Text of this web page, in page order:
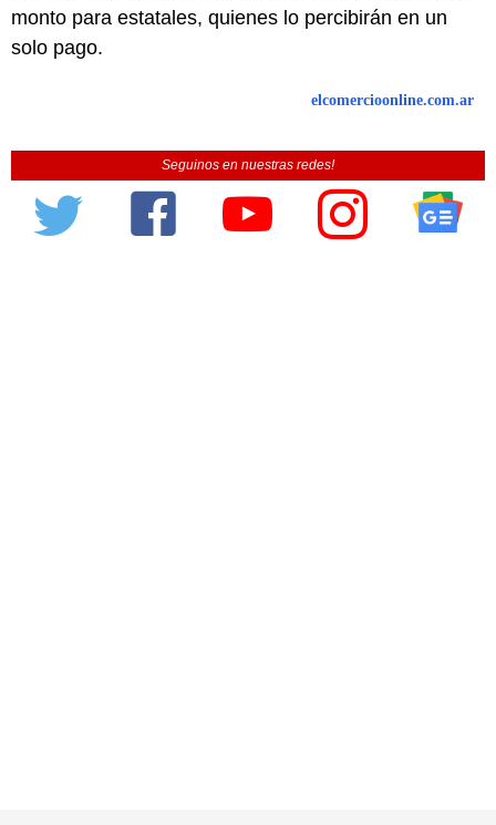
monto para estatales, quienes lo percibirán en un
solo pago.
elcomercioonline.com.ar
Seguinos en nuestras redes!